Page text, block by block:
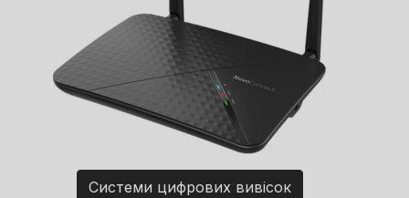
Системи цифрових вивісок